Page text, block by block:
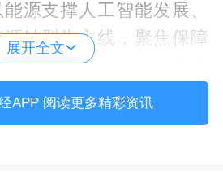
能源支撑人工智能发展、
源转型为主线，聚焦保障
靠的能源供给、推动算力
型、促进算力电力高效经
领域人工智能高价值应
展开全文
APP 阅读更多精彩资讯